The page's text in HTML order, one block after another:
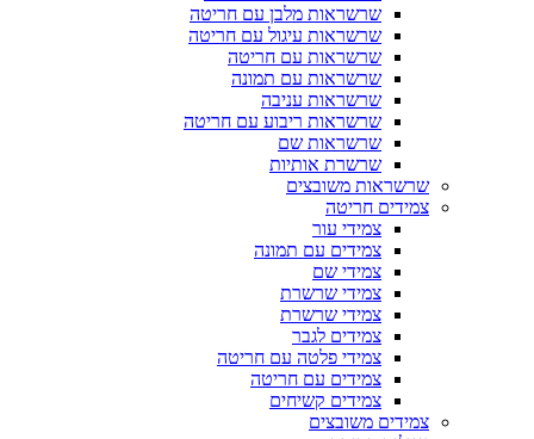
שרשראות מלבן עם חריטה
שרשראות עיגול עם חריטה
שרשראות עם חריטה
שרשראות עם תמונה
שרשראות עניבה
שרשראות ריבוע עם חריטה
שרשראות שם
שרשרת אותיות
שרשראות משובצים
צמידים חריטה
צמידי עור
צמידים עם תמונה
צמידי שם
צמידי שרשרת
צמידי שרשרת
צמידים לגבר
צמידי פלטה עם חריטה
צמידים עם חריטה
צמידים קשיחים
צמידים משובצים